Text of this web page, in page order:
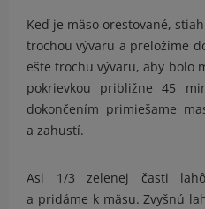
Keď je mäso orestované,
trochou vývaru a preložíme
ešte trochu vývaru, aby bolo
pokrievkou približne 45
dokončením primiešame
a zahustí.
Asi 1/3 zelenej časti
a pridáme k mäsu. Zvyšnú